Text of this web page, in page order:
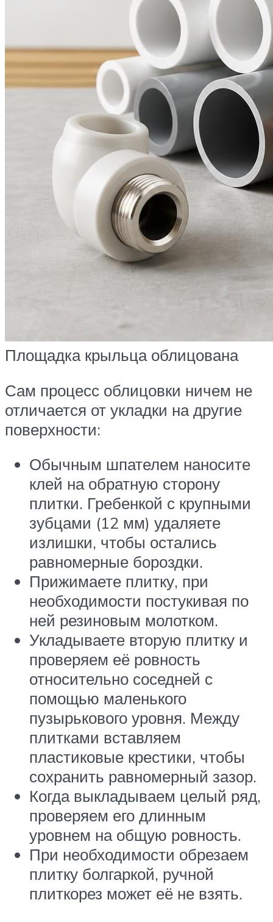
Площадка крыльца облицована
Сам процесс облицовки ничем не
отличается от укладки на другие
поверхности:
Обычным шпателем наносите
клей на обратную сторону
плитки. Гребенкой с крупными
зубцами (12 мм) удаляете
излишки, чтобы остались
равномерные бороздки.
Прижимаете плитку, при
необходимости постукивая по
ней резиновым молотком.
Укладываете вторую плитку и
проверяем её ровность
относительно соседней с
помощью маленького
пузырькового уровня. Между
плитками вставляем
пластиковые крестики, чтобы
сохранить равномерный зазор.
Когда выкладываем целый ряд,
проверяем его длинным
уровнем на общую ровность.
При необходимости обрезаем
плитку болгаркой, ручной
плиткорез может её не взять.